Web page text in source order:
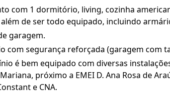
com 1 dormitório, living, cozinha
de ser todo equipado, incluindo
garagem.
com segurança reforçada (garagem com
é bem equipado com diversas
próximo a EMEI D. Ana Rosa de
e CNA.